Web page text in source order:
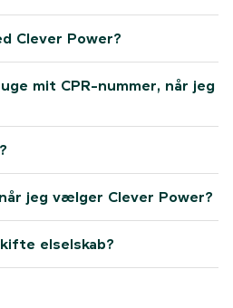
Clever Power?
mit CPR-nummer, når jeg
jeg vælger Clever Power?
elselskab?